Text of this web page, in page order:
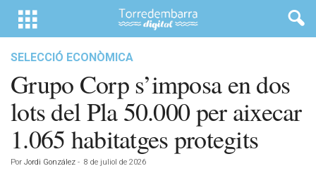
SELECCIÓ ECONÒMICA
Grupo Corp s’imposa en dos
lots del Pla 50.000 per aixecar
1.065 habitatges protegits
Por Jordi González - 8 de juliol de 2026